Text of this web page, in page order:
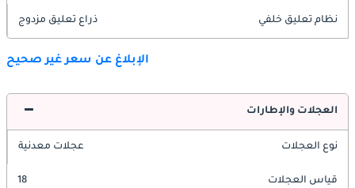
نظام تعليق خلفي ذراع تعليق مزدوج
الإبلاغ عن سعر غير صحيح
العجلات والإطارات
نوع العجلات عجلات معدنية
قياس العجلات 18